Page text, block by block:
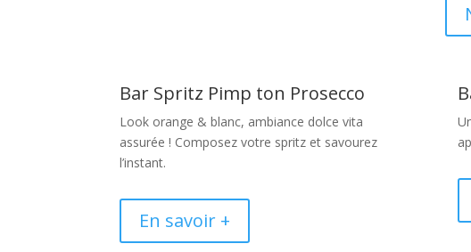
Bar Spritz Pimp ton Prosecco
Look orange & blanc, ambiance dolce vita
assurée ! Composez votre spritz et savourez
l’instant.
En savoir +